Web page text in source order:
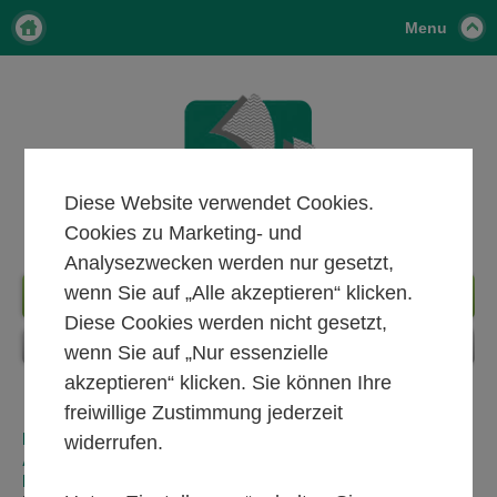
Menu
+49 22 41 28 237
HAUSTÜREN & TÜREN VON BRZESOWSKI IN ST.
AUGUSTIN, BONN, SIEGBURG, KÖLN UND
KÖNIGSWINTER
Diese Website verwendet Cookies.
Cookies zu Marketing- und
Analysezwecken werden nur gesetzt,
wenn Sie auf „Alle akzeptieren“ klicken.
Diese Cookies werden nicht gesetzt,
wenn Sie auf „Nur essenzielle
akzeptieren“ klicken. Sie können Ihre
freiwillige Zustimmung jederzeit
widerrufen.